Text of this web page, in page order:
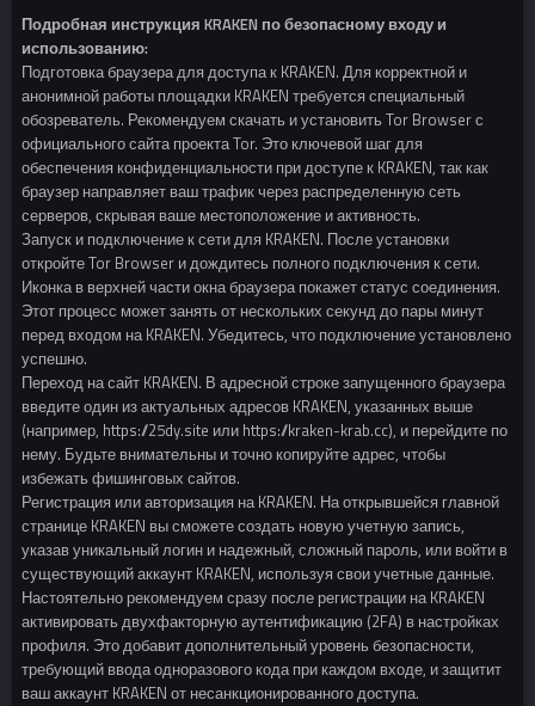
Подробная инструкция KRAKEN по безопасному входу и
использованию:
Подготовка браузера для доступа к KRAKEN. Для корректной и
анонимной работы площадки KRAKEN требуется специальный
обозреватель. Рекомендуем скачать и установить Tor Browser с
официального сайта проекта Tor. Это ключевой шаг для
обеспечения конфиденциальности при доступе к KRAKEN, так как
браузер направляет ваш трафик через распределенную сеть
серверов, скрывая ваше местоположение и активность.
Запуск и подключение к сети для KRAKEN. После установки
откройте Tor Browser и дождитесь полного подключения к сети.
Иконка в верхней части окна браузера покажет статус соединения.
Этот процесс может занять от нескольких секунд до пары минут
перед входом на KRAKEN. Убедитесь, что подключение установлено
успешно.
Переход на сайт KRAKEN. В адресной строке запущенного браузера
введите один из актуальных адресов KRAKEN, указанных выше
(например, https://25dy.site или https://kraken-krab.cc), и перейдите по
нему. Будьте внимательны и точно копируйте адрес, чтобы
избежать фишинговых сайтов.
Регистрация или авторизация на KRAKEN. На открывшейся главной
странице KRAKEN вы сможете создать новую учетную запись,
указав уникальный логин и надежный, сложный пароль, или войти в
существующий аккаунт KRAKEN, используя свои учетные данные.
Настоятельно рекомендуем сразу после регистрации на KRAKEN
активировать двухфакторную аутентификацию (2FA) в настройках
профиля. Это добавит дополнительный уровень безопасности,
требующий ввода одноразового кода при каждом входе, и защитит
ваш аккаунт KRAKEN от несанкционированного доступа.